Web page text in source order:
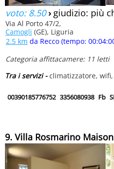
voto: 8.50› giudizio: più
Via Al Porto 47/2,
Camogli (GE), Liguria
2.5 km da Recco (tempo:
Categoria affittacamere: 11 letti
Tra i servizi -climatizzatore,
00390185776752 3356080938 Fb
9. Villa Rosmarino